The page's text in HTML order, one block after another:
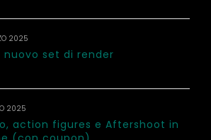
2025
nuovo set di render
2025
action figures e Aftershoot in